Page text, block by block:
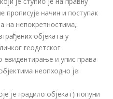
прописује начин и поступак
на непокретностима,
објеката у
геодетског
евидентирање и упис права
неопходно је:
је градило објекат) попуни